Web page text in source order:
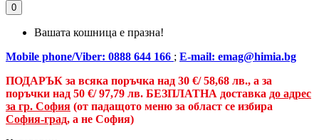
0
Вашата кошница е празна!
Mobile phone/Viber: 0888 644 166 ; E-mail: emag@himia.bg
ПОДАРЪК за всяка поръчка над 30 €/58,68 лв., а за
поръчки над 50 €/ 97,79 лв. БЕЗПЛАТНА доставка до адрес
за гр. София (от падащото меню за област се избира
София-град, а не София)